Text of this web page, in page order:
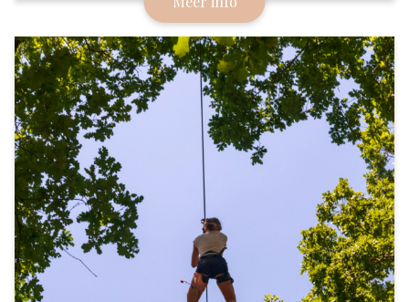
parcoursen, in een bos met eeuwenoude